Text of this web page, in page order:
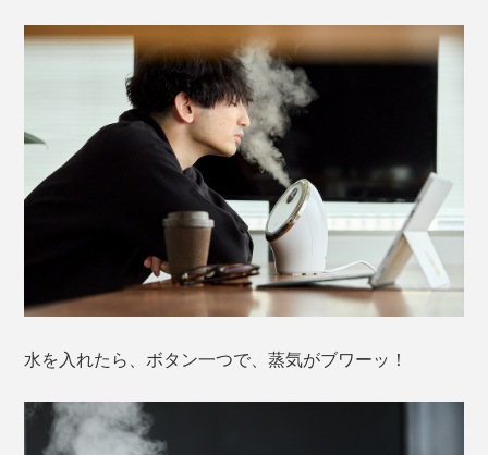
水を入れたら、ボタン一つで、蒸気がブワーッ！